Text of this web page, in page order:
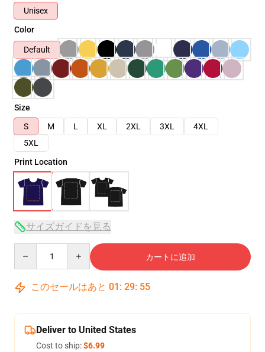
Unisex
Color
Default
Size
S
M L XL 2XL 3XL
4XL
5XL
Print Location
サイズガイドを見る
カートに追加
このセールはあと 01 : 29: 54
Deliver to United States
Cost to ship:$6.99